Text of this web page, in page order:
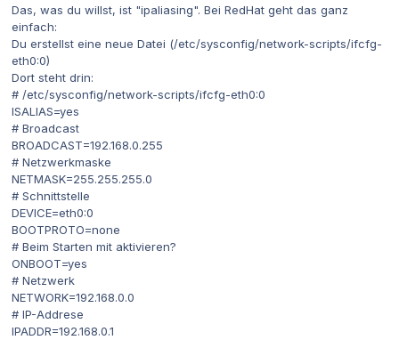
Das, was du willst, ist "ipaliasing". Bei RedHat geht das ganz
einfach:
Du erstellst eine neue Datei (/etc/sysconfig/network-scripts/ifcfg-
eth0:0)
Dort steht drin:
# /etc/sysconfig/network-scripts/ifcfg-eth0:0
ISALIAS=yes
# Broadcast
BROADCAST=192.168.0.255
# Netzwerkmaske
NETMASK=255.255.255.0
# Schnittstelle
DEVICE=eth0:0
BOOTPROTO=none
# Beim Starten mit aktivieren?
ONBOOT=yes
# Netzwerk
NETWORK=192.168.0.0
# IP-Addrese
IPADDR=192.168.0.1